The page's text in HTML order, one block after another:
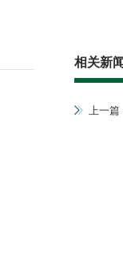
相关新闻
上一篇